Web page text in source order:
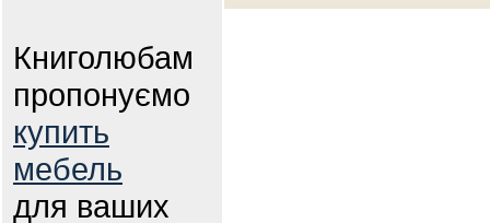
Книголюбам
пропонуємо
купить
мебель
для ваших